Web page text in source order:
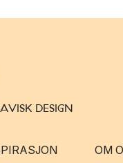
DESIGN
OM